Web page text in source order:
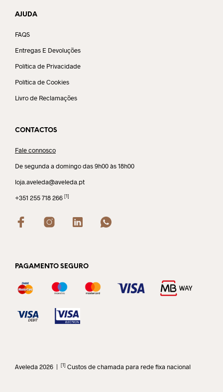
AJUDA
FAQS
Entregas E Devoluções
Política de Privacidade
Política de Cookies
Livro de Reclamações
CONTACTOS
Fale connosco
De segunda a domingo das 9h00 às 18h00
loja.aveleda@aveleda.pt
+351 255 718 266 [1]
PAGAMENTO SEGURO
Aveleda 2026 | [1] Custos de chamada para rede fixa nacional